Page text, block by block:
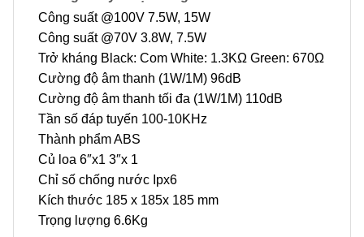
Công suất @100V 7.5W, 15W
Công suất @70V 3.8W, 7.5W
Trở kháng Black: Com White: 1.3KΩ Green: 670Ω
Cường độ âm thanh (1W/1M) 96dB
Cường độ âm thanh tối đa (1W/1M) 110dB
Tần số đáp tuyến 100-10KHz
Thành phẩm ABS
Củ loa 6″x1 3″x 1
Chỉ số chống nước Ipx6
Kích thước 185 x 185x 185 mm
Trọng lượng 6.6Kg